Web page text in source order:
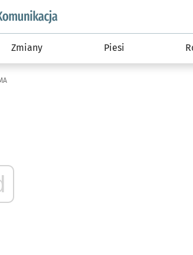
wroclaw.pl podserwis: Komunikacja
Zmiany Piesi